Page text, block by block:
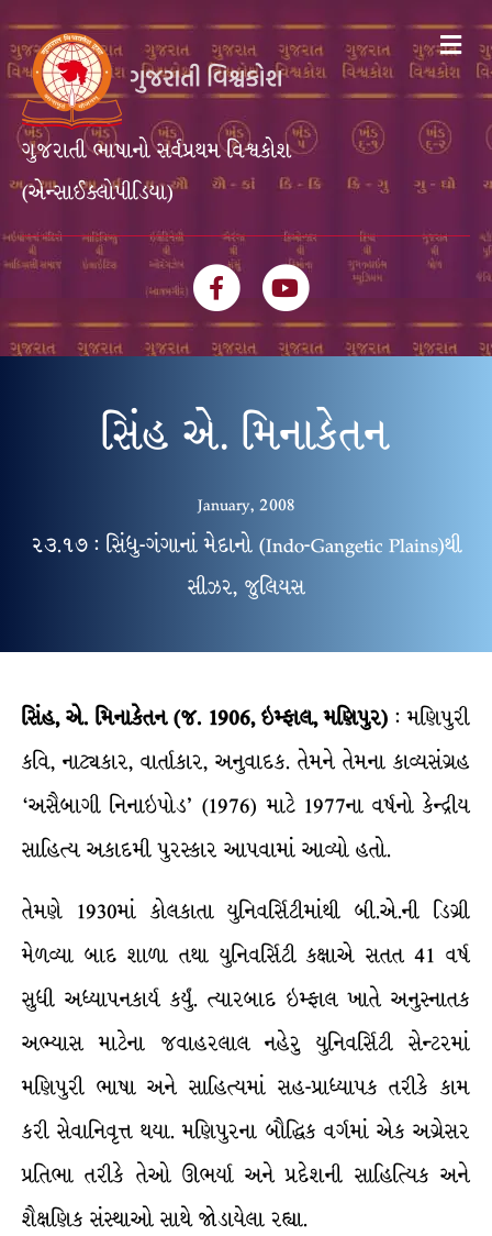
ગુજરાતી ભાષાનો સર્વપ્રથમ વિશ્વકોશ
(એન્સાઈક્લોપીડિયા)
FacebookYoutube
સિંહ એ. મિનાકેતન
January, 2008
૨૩.૧૭ : સિંધુ-ગંગાનાં મેદાનો (Indo-Gangetic Plains)થી
સીઝર, જુલિયસ
સિંહ,એ. મિનાકેતન(જ. 1906,ઇમ્ફાલ,મણિપુર) : મણિપુરી
કવિ, નાટ્યકાર, વાર્તાકાર, અનુવાદક. તેમને તેમના કાવ્યસંગ્રહ
‘અસૈબાગી નિનાઇપોડ’ (1976) માટે 1977ના વર્ષનો કેન્દ્રીય
સાહિત્ય અકાદમી પુરસ્કાર આપવામાં આવ્યો હતો.
તેમણે 1930માં કોલકાતા યુનિવર્સિટીમાંથી બી.એ.ની ડિગ્રી
મેળવ્યા બાદ શાળા તથા યુનિવર્સિટી કક્ષાએ સતત 41 વર્ષ
સુધી અધ્યાપનકાર્ય કર્યું. ત્યારબાદ ઇમ્ફાલ ખાતે અનુસ્નાતક
અભ્યાસ માટેના જવાહરલાલ નહેરુ યુનિવર્સિટી સેન્ટરમાં
મણિપુરી ભાષા અને સાહિત્યમાં સહ-પ્રાધ્યાપક તરીકે કામ
કરી સેવાનિવૃત્ત થયા. મણિપુરના બૌદ્ધિક વર્ગમાં એક અગ્રેસર
પ્રતિભા તરીકે તેઓ ઊભર્યા અને પ્રદેશની સાહિત્યિક અને
શૈક્ષણિક સંસ્થાઓ સાથે જોડાયેલા રહ્યા.